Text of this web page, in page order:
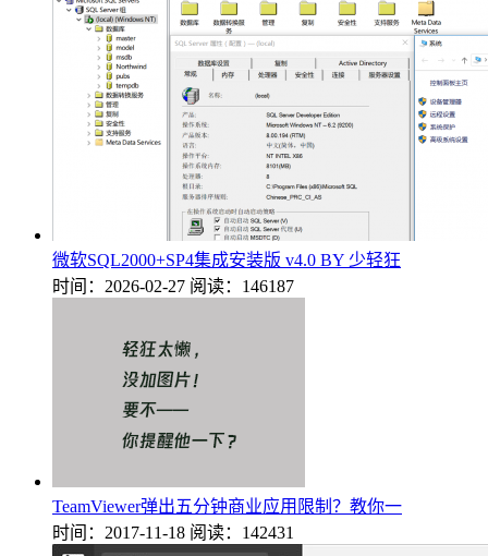
微软SQL2000+SP4集成安装版 v4.0 BY 少轻狂
时间：2026-02-27 阅读：146187
TeamViewer弹出五分钟商业应用限制？教你一
时间：2017-11-18 阅读：142431